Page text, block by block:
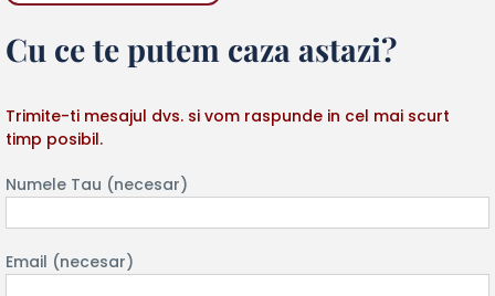
Cu ce te putem caza astazi?
Trimite-ti mesajul dvs. si vom raspunde in cel mai scurt
timp posibil.
Numele Tau (necesar)
Email (necesar)